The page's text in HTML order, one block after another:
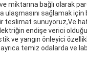
bağlı olarak
ulaşmasını sağlamak
teslimat sunuyoruz,Ve
endişe verici
ve yangın önleyici
temiz odalarda ve